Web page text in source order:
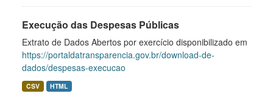
Execução das Despesas Públicas
Extrato de Dados Abertos por exercício disponibilizado em
https://portaldatransparencia.gov.br/download-de-
dados/despesas-execucao
CSV HTML